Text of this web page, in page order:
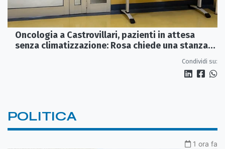
Oncologia a Castrovillari, pazienti in attesa
senza climatizzazione: Rosa chiede una stanza
Condividi su:
POLITICA
1 ora fa